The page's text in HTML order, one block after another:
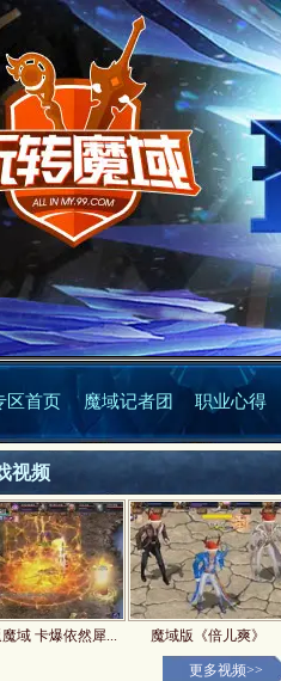
区首页 魔域记者团 职业心得
视频
域 卡爆依然犀... 魔域版《倍儿爽》
更多视频>>